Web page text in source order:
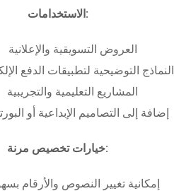
الاستخدامات:
العروض التسويقية والإعلانية
النماذج التوضيحية لتطبيقات الدفع
المشاريع التعليمية والتجريبية
إضافة إلى التصاميم الإبداعية أو
خيارات تخصيص مرنة:
إمكانية تغيير النصوص والأرقام